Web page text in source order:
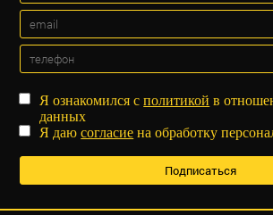
Я ознакомился сполитикой в
данных
Я даюсогласие на обработку